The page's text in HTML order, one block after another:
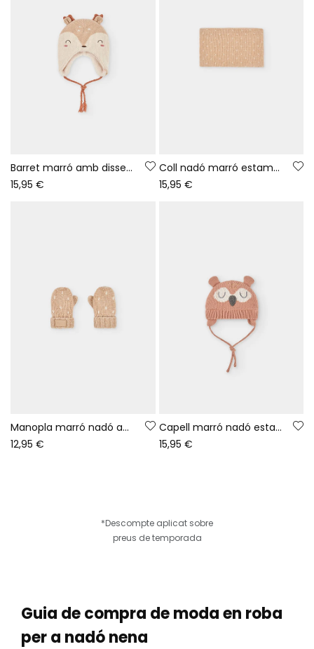
Barret marró amb disseny de cérvol nadó
15,95 €
Coll nadó marró estampat de punts
15,95 €
Manopla marró nadó amb estampat de punts
12,95 €
Capell marró nadó estampat de mussol
15,95 €
*Descompte aplicat sobre
preus de temporada
Guia de compra de moda en roba
per a nadó nena